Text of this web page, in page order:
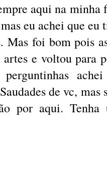
aqui na
eu achei que eu
Mas foi bom pois
e voltou para
de vc, mas
por aqui. Tenha